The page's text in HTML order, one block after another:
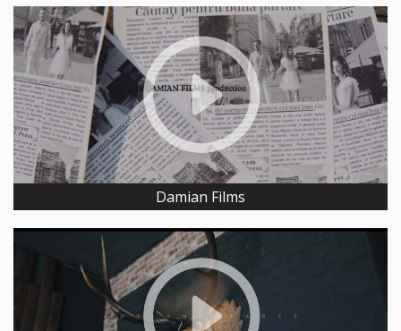
Damian Films